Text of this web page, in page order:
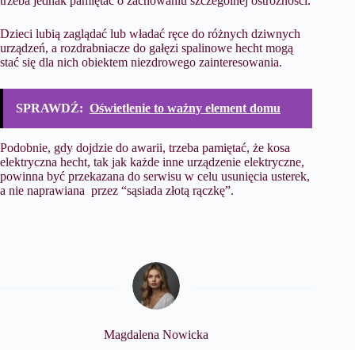
Dzieci lubią zaglądać lub władać ręce do różnych dziwnych
urządzeń, a rozdrabniacze do gałęzi spalinowe hecht mogą
stać się dla nich obiektem niezdrowego zainteresowania.
SPRAWDŹ: Oświetlenie to ważny element domu
Podobnie, gdy dojdzie do awarii, trzeba pamiętać, że kosa
elektryczna hecht, tak jak każde inne urządzenie elektryczne,
powinna być przekazana do serwisu w celu usunięcia usterek,
a nie naprawiana przez “sąsiada złotą rączkę”.
Magdalena Nowicka